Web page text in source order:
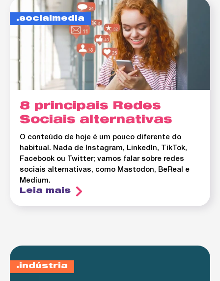
socialmedia
8 principais Redes
Sociais alternativas
O conteúdo de hoje é um pouco diferente do
habitual. Nada de Instagram, LinkedIn, TikTok,
Facebook ou Twitter; vamos falar sobre redes
sociais alternativas, como Mastodon, BeReal e
Medium.
Leia mais
indústria